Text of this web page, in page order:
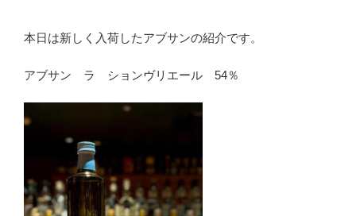
本日は新しく入荷したアブサンの紹介です。
アブサン ラ ションヴリエール 54％